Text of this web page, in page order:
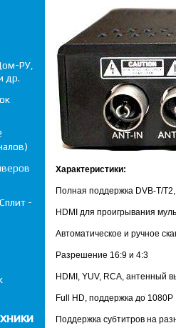
Характеристики:
Полная поддержка DVB-T/
HDMI для проигрывания
Автоматическое и ручное
Разрешение 16:9 и 4:3
HDMI, YUV, RCA, антенный
Full HD, поддержка до 1080P
Поддержка субтитров на
РУ,
др.
-